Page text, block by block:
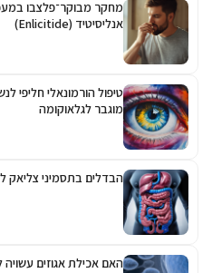
אנליסיטיד (Enlicitide)
טיפול הורמונאלי חליפי
מוגבר לגלאוקומה
הבדלים בתסמיני צליאק
האם אכילת אגוזים